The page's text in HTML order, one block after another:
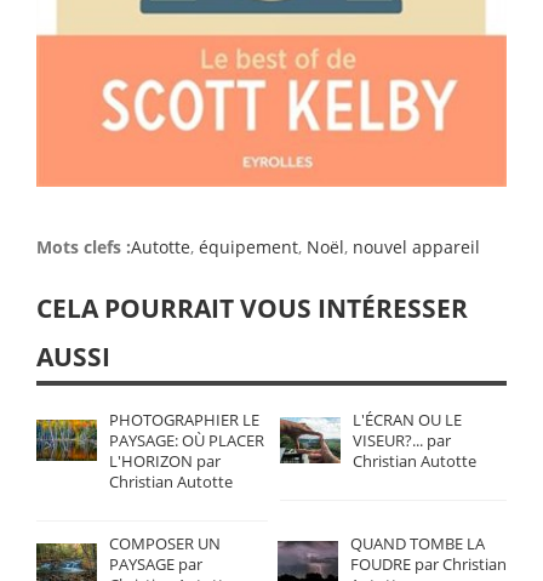
Mots clefs :Autotte, équipement, Noël, nouvel appareil
CELA POURRAIT VOUS INTÉRESSER
AUSSI
PHOTOGRAPHIER LE
PAYSAGE: OÙ PLACER
L'HORIZON par
Christian Autotte
L'ÉCRAN OU LE
VISEUR?... par
Christian Autotte
COMPOSER UN
PAYSAGE par
QUAND TOMBE LA
FOUDRE par Christian